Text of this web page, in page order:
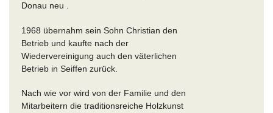
Donau neu .
1968 übernahm sein Sohn Christian den
Betrieb und kaufte nach der
Wiedervereinigung auch den väterlichen
Betrieb in Seiffen zurück.
Nach wie vor wird von der Familie und den
Mitarbeitern die traditionsreiche Holzkunst